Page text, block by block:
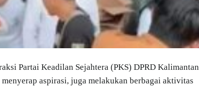
Partai Keadilan Sejahtera (PKS) DPRD Kalimantan
aspirasi, juga melakukan berbagai aktivitas